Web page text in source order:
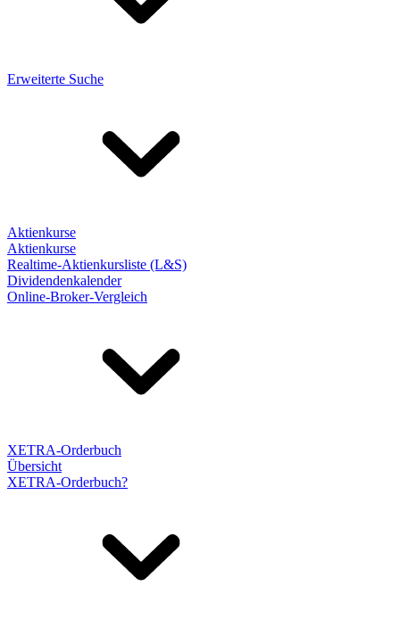
Erweiterte Suche
Aktienkurse
Aktienkurse
Realtime-Aktienkursliste (L&S)
Dividendenkalender
Online-Broker-Vergleich
XETRA-Orderbuch
Übersicht
XETRA-Orderbuch?